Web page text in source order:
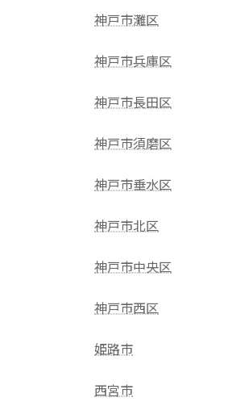
神戸市灘区
神戸市兵庫区
神戸市長田区
神戸市須磨区
神戸市垂水区
神戸市北区
神戸市中央区
神戸市西区
姫路市
西宮市